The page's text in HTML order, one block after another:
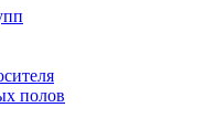
полов